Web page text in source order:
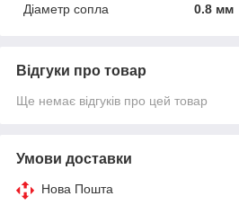
Діаметр сопла
0.8 мм
Відгуки про товар
Ще немає відгуків про цей товар
Умови доставки
Нова Пошта